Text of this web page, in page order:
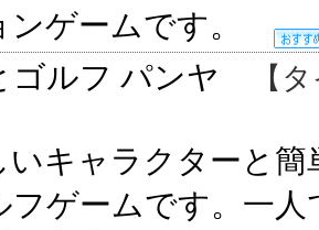
ンゲームです。
ゴルフ パンヤ
【
いキャラクターと
フゲームです。一